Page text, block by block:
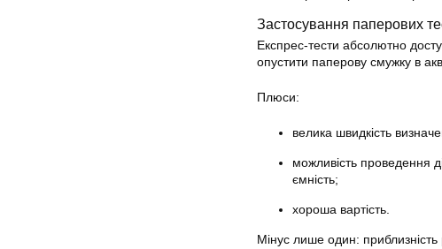
Застосування паперових
Експрес-тести абсолютно
опустити паперову смужку в
Плюси:
велика швидкість
можливість проведення
ємність;
хороша вартість.
Мінус лише один: приблизність